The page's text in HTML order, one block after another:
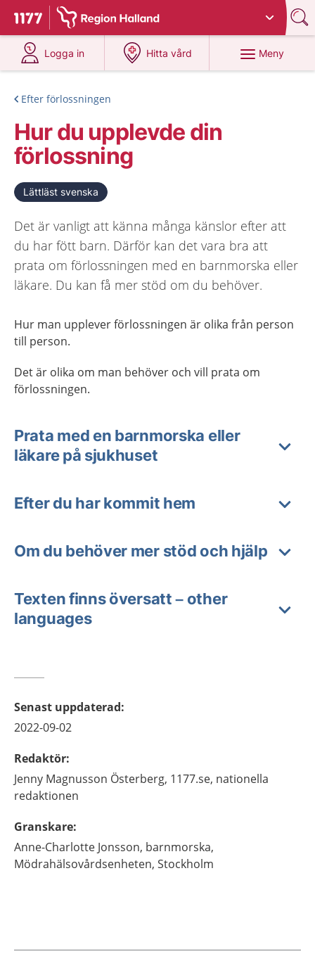
Till startsidan för 1177
Du har valt region Halland
Logga in
på 1177.se
Hitta vård
på 1177.se
Meny
Efter förlossningen
Hur du upplevde din
förlossning
Lättläst svenska
Det är vanligt att känna många känslor efter att
du har fött barn. Därför kan det vara bra att
prata om förlossningen med en barnmorska eller
läkare. Du kan få mer stöd om du behöver.
Hur man upplever förlossningen är olika från person
till person.
Det är olika om man behöver och vill prata om
förlossningen.
Prata med en barnmorska eller
läkare på sjukhuset
Efter du har kommit hem
Om du behöver mer stöd och hjälp
Texten finns översatt – other
languages
Senast uppdaterad:
2022-09-02
Redaktör:
Jenny Magnusson Österberg, 1177.se, nationella
redaktionen
Granskare:
Anne-Charlotte Jonsson, barnmorska,
Mödrahälsovårdsenheten, Stockholm